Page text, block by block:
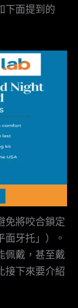
下面提到的
免將咬合鎖定
牙托」）。
佩戴，甚至戴
接下來要介紹